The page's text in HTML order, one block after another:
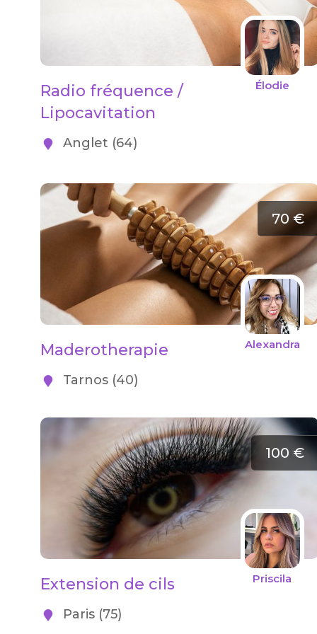
Élodie
Radio fréquence /
Lipocavitation
Anglet (64)
70 €
Alexandra
Maderotherapie
Tarnos (40)
100 €
Priscila
Extension de cils
Paris (75)